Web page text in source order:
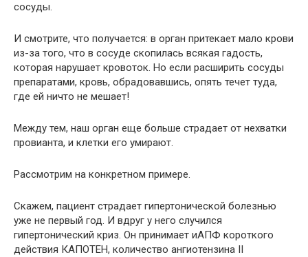
сосуды.
И смотрите, что получается: в орган притекает мало крови
из-за того, что в сосуде скопилась всякая гадость,
которая нарушает кровоток. Но если расширить сосуды
препаратами, кровь, обрадовавшись, опять течет туда,
где ей ничто не мешает!
Между тем, наш орган еще больше страдает от нехватки
провианта, и клетки его умирают.
Рассмотрим на конкретном примере.
Скажем, пациент страдает гипертонической болезнью
уже не первый год. И вдруг у него случился
гипертонический криз. Он принимает иАПФ короткого
действия КАПОТЕН, количество ангиотензина II